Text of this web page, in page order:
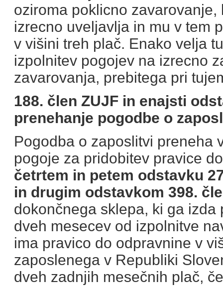
oziroma poklicno
izrecno uveljavlja in mu v tem
v višini treh plač. Enako velja
izpolnitev pogojev na izrecno
zavarovanja, prebitega pri
188. člen ZUJF in enajsti
prenehanje pogodbe o
Pogodba o zaposlitvi preneha
pogoje za pridobitev pravice
četrtem in petem odstavku
in drugim odstavkom 398.
dokončnega sklepa, ki ga
dveh mesecev od izpolnitve
ima pravico do odpravnine v
zaposlenega v Republiki
dveh zadnjih mesečnih plač,